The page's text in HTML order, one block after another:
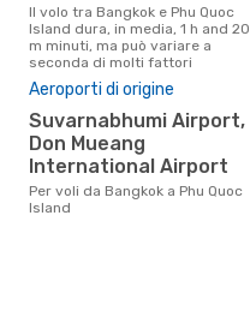
Il volo tra Bangkok e Phu Quoc
Island dura, in media, 1 h and 20
m minuti, ma può variare a
seconda di molti fattori
Aeroporti di origine
Suvarnabhumi Airport,
Don Mueang
International Airport
Per voli da Bangkok a Phu Quoc
Island